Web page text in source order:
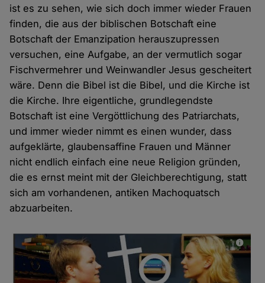
ist es zu sehen, wie sich doch immer wieder Frauen
finden, die aus der biblischen Botschaft eine
Botschaft der Emanzipation herauszupressen
versuchen, eine Aufgabe, an der vermutlich sogar
Fischvermehrer und Weinwandler Jesus gescheitert
wäre. Denn die Bibel ist die Bibel, und die Kirche ist
die Kirche. Ihre eigentliche, grundlegendste
Botschaft ist eine Vergöttlichung des Patriarchats,
und immer wieder nimmt es einen wunder, dass
aufgeklärte, glaubensaffine Frauen und Männer
nicht endlich einfach eine neue Religion gründen,
die es ernst meint mit der Gleichberechtigung, statt
sich am vorhandenen, antiken Machoquatsch
abzuarbeiten.